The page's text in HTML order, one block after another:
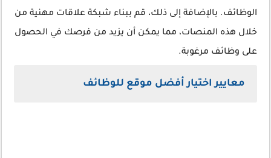
الوظائف. بالإضافة إلى ذلك، قم ببناء شبكة علاقات مهنية من
خلال هذه المنصات، مما يمكن أن يزيد من فرصك في الحصول
على وظائف مرغوبة.
معايير اختيار أفضل موقع للوظائف